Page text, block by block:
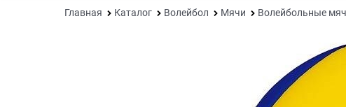
Главная Каталог Волейбол Мячи Волейбольные